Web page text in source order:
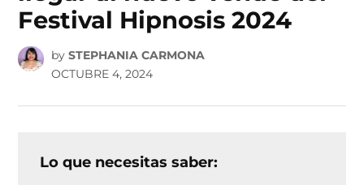
Festival Hipnosis 2024
by STEPHANIA CARMONA
OCTUBRE 4, 2024
Lo que necesitas saber: